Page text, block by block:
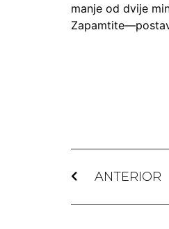
manje od dvije
ANTERIOR